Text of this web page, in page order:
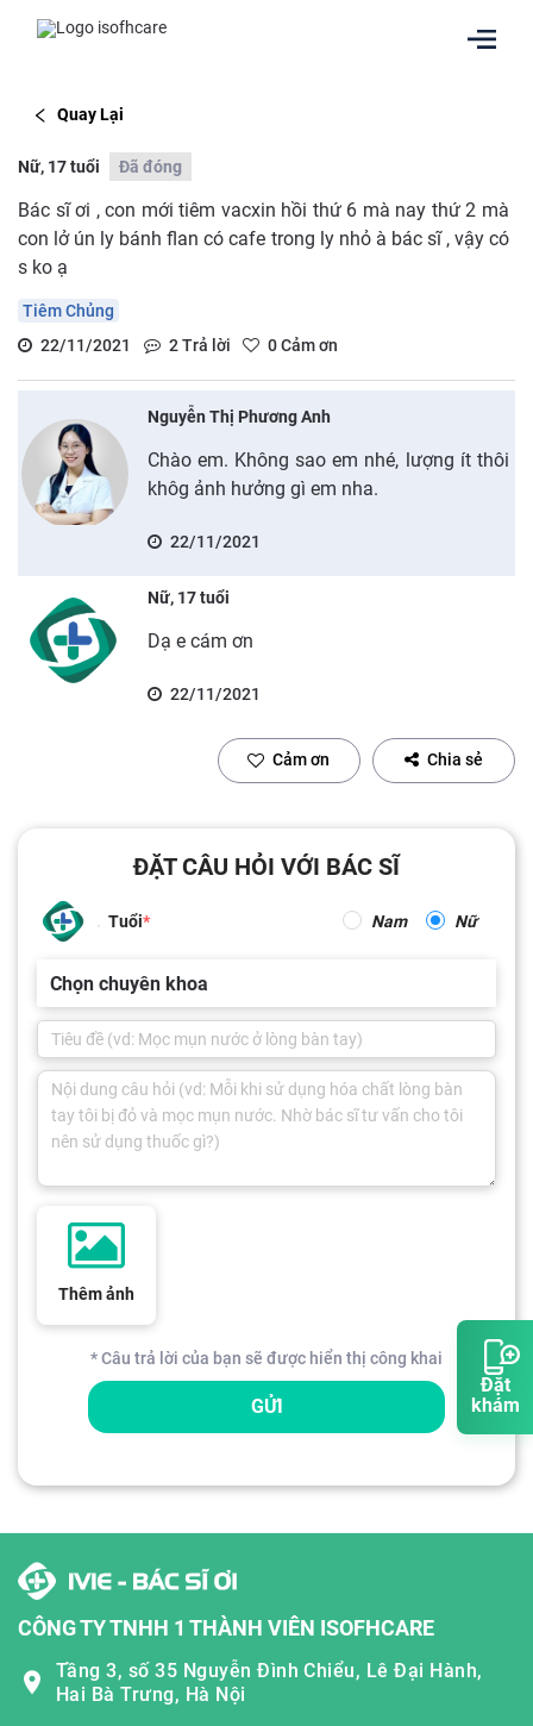
Đặt
khám
Quay Lại
Nữ, 17 tuổi Đã đóng
Bác sĩ ơi , con mới tiêm vacxin hồi thứ 6 mà nay thứ 2 mà
con lở ún ly bánh flan có cafe trong ly nhỏ à bác sĩ , vậy có
s ko ạ
Tiêm Chủng
22/11/2021
2Trả lời 0Cảm ơn
Nguyễn Thị Phương Anh
Chào em. Không sao em nhé, lượng ít thôi
khôg ảnh hưởng gì em nha.
22/11/2021
Nữ, 17 tuổi
Dạ e cám ơn
22/11/2021
Cảm ơn Chia sẻ
ĐẶT CÂU HỎI VỚI BÁC SĨ
Tuổi Nam Nữ
Chọn chuyên khoa
Thêm ảnh
* Câu trả lời của bạn sẽ được hiển thị công khai
GỬI
CÔNG TY TNHH 1 THÀNH VIÊN ISOFHCARE
Tầng 3, số 35 Nguyễn Đình Chiểu, Lê Đại Hành,
Hai Bà Trưng, Hà Nội